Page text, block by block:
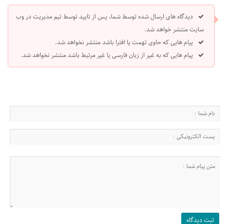
دیدگاه های ارسال شده توسط شما، پس از تایید توسط تیم مدیریت در وب
سایت منتشر خواهد شد.
پیام هایی که حاوی تهمت یا افترا باشد منتشر نخواهد شد.
پیام هایی که به غیر از زبان فارسی یا غیر مرتبط باشد منتشر نخواهد شد.